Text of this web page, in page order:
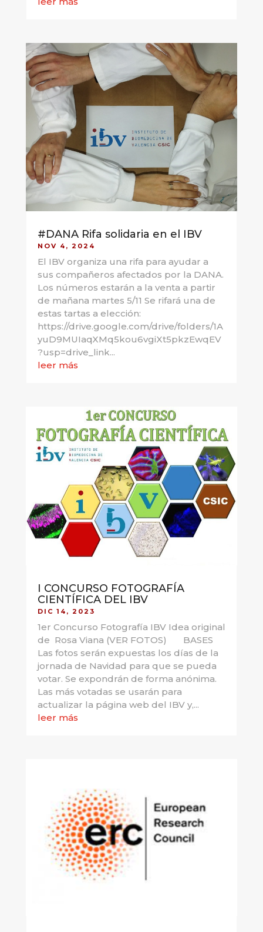
#DANA Rifa solidaria en el IBV
NOV 4, 2024
El IBV organiza una rifa para ayudar a
sus compañeros afectados por la DANA.
Los números estarán a la venta a partir
de mañana martes 5/11 Se rifará una de
estas tartas a elección:
https://drive.google.com/drive/folders/1A
yuD9MUIaqXMq5kou6vgiXt5pkzEwqEV
?usp=drive_link...
leer más
I CONCURSO FOTOGRAFÍA
CIENTÍFICA DEL IBV
DIC 14, 2023
1er Concurso Fotografía IBV Idea original
de Rosa Viana (VER FOTOS) BASES
Las fotos serán expuestas los días de la
jornada de Navidad para que se pueda
votar. Se expondrán de forma anónima.
Las más votadas se usarán para
actualizar la página web del IBV y,...
leer más